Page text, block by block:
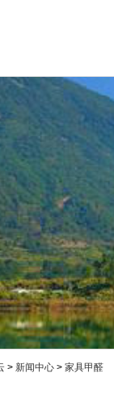
>新闻中心 >家具甲醛